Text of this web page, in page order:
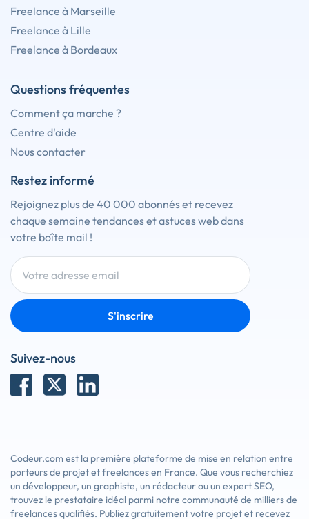
Freelance à Marseille
Freelance à Lille
Freelance à Bordeaux
Questions fréquentes
Comment ça marche ?
Centre d'aide
Nous contacter
Restez informé
Rejoignez plus de 40 000 abonnés et recevez
chaque semaine tendances et astuces web dans
votre boîte mail !
S'inscrire
Suivez-nous
Codeur.com est la première plateforme de mise en relation entre
porteurs de projet et freelances en France. Que vous recherchiez
un développeur, un graphiste, un rédacteur ou un expert SEO,
trouvez le prestataire idéal parmi notre communauté de milliers de
freelances qualifiés. Publiez gratuitement votre projet et recevez